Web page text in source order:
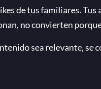
de tus familiares. Tus
no convierten
sea relevante, se